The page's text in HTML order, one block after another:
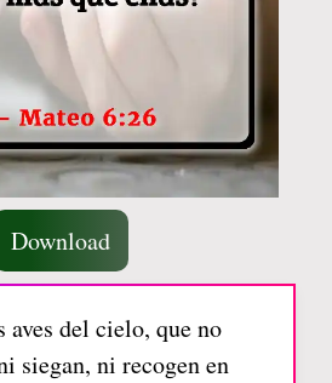
Download
aves del cielo, que no
siegan, ni recogen en